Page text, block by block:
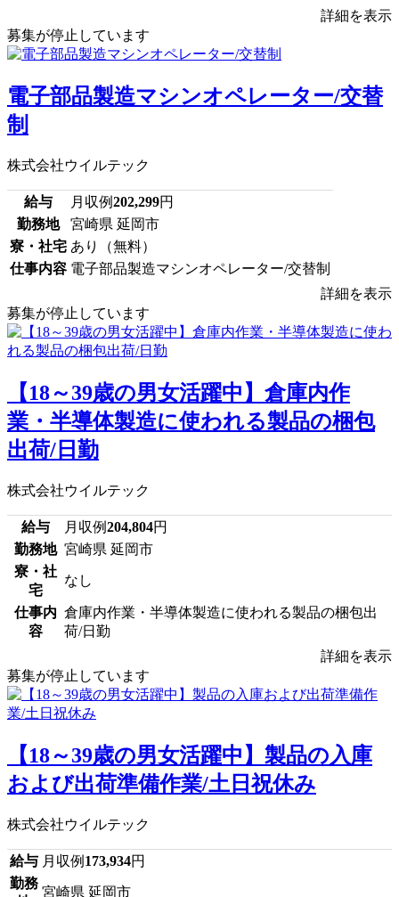
詳細を表示
募集が停止しています
電子部品製造マシンオペレーター/交替
制
株式会社ウイルテック
給与 月収例202,299円
勤務地
宮崎県 延岡市
寮・社宅 あり（無料）
仕事内容 電子部品製造マシンオペレーター/交替制
詳細を表示
募集が停止しています
【18～39歳の男女活躍中】倉庫内作
業・半導体製造に使われる製品の梱包
出荷/日勤
株式会社ウイルテック
給与 月収例204,804円
勤務地 宮崎県 延岡市
寮・社
宅
なし
仕事内
容
倉庫内作業・半導体製造に使われる製品の梱包出
荷/日勤
詳細を表示
募集が停止しています
【18～39歳の男女活躍中】製品の入庫
および出荷準備作業/土日祝休み
株式会社ウイルテック
給与 月収例 173,934円
勤務
宮崎県 延岡市